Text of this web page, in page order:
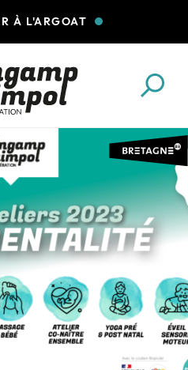
À L'ARGOAT
EAU ET ASSAINISSEMENT
L'AGGLO' RECRUTE
PISCINES